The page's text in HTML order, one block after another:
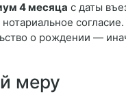
4 месяца с даты
о рождении —
меру